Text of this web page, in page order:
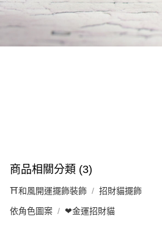
商品相關分類 (3)
⛩️和風開運擺飾裝飾 招財貓擺飾
依角色圖案 ❤金運招財貓